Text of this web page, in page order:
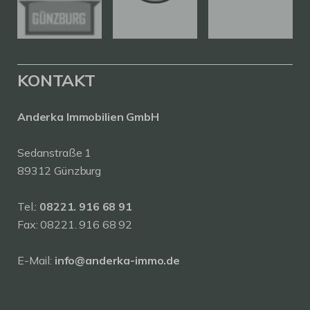
KONTAKT
Anderka Immobilien GmbH
Sedanstraße 1
89312 Günzburg
Tel.: 08221. 916 68 91
Fax: 08221. 916 68 92
E-Mail: info@anderka-immo.de